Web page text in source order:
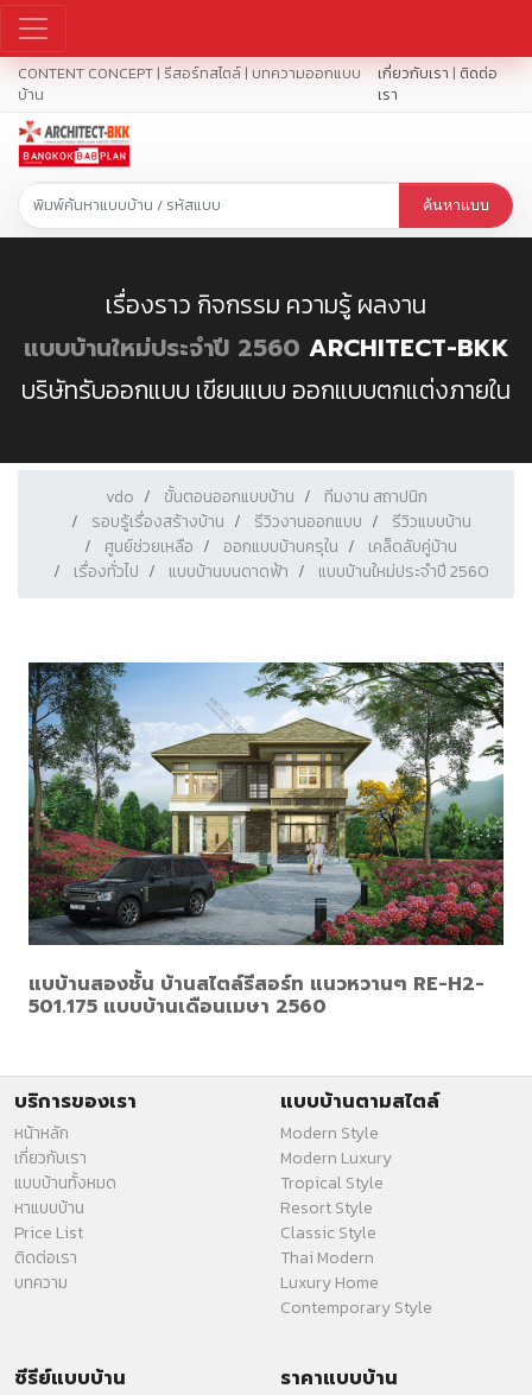
CONTENT CONCEPT | รีสอร์ทสไตล์ | บทความออกแบบ
บ้าน
เกี่ยวกับเรา | ติดต่อ
เรา
ค้นหาแบบ
เรื่องราว กิจกรรม ความรู้ ผลงาน
แบบบ้านใหม่ประจำปี 2560 ARCHITECT-BKK
บริษัทรับออกแบบ เขียนแบบ ออกแบบตกแต่งภายใน
vdo ขั้นตอนออกแบบบ้าน
ทีมงาน สถาปนิก
รอบรู้เรื่องสร้างบ้าน
รีวิวงานออกแบบ
รีวิวแบบบ้าน
ศูนย์ช่วยเหลือ
ออกแบบบ้านครุใน
เคล็ดลับคู่บ้าน
เรื่องทั่วไป
แบบบ้านบนดาดฟ้า แบบบ้านใหม่ประจำปี 2560
แบบ้านสองชั้น บ้านสไตล์รีสอร์ท แนวหวานๆ RE-H2-
501.175 แบบบ้านเดือนเมษา 2560
บริการของเรา
หน้าหลัก
เกี่ยวกับเรา
แบบบ้านทั้งหมด
หาแบบบ้าน
Price List
ติดต่อเรา
บทความ
แบบบ้านตามสไตล์
Modern Style
Modern Luxury
Tropical Style
Resort Style
Classic Style
Thai Modern
Luxury Home
Contemporary Style
ซีรีย์แบบบ้าน ราคาแบบบ้าน